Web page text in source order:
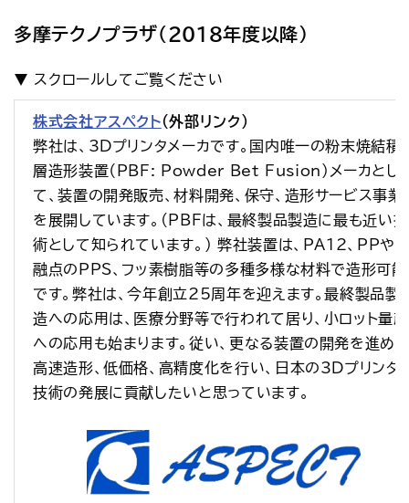
多摩テクノプラザ（2018年度以降）
株式会社アスペクト（外部リンク）
弊社は、3Dプリンタメーカです。国内唯一の粉末焼結積
層造形装置（PBF: Powder Bet Fusion）メーカとし
て、装置の開発販売、材料開発、保守、造形サービス事業
を展開しています。(PBFは、最終製品製造に最も近い技
術として知られています。) 弊社装置は、PA12、PPや
融点のPPS、フッ素樹脂等の多種多様な材料で造形可能
です。弊社は、今年創立25周年を迎えます。最終製品製
造への応用は、医療分野等で行われて居り、小ロット量産
への応用も始まります。従い、更なる装置の開発を進め、
高速造形、低価格、高精度化を行い、日本の3Dプリンタ
技術の発展に貢献したいと思っています。